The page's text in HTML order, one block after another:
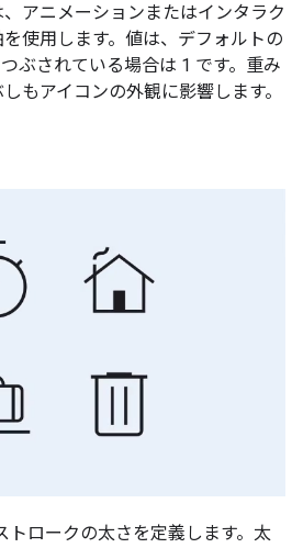
アニメーションまたはインタラク
使用します。値は、デフォルトの
ぶされている場合は 1 です。重み
もアイコンの外観に影響します。
トロークの太さを定義します。太